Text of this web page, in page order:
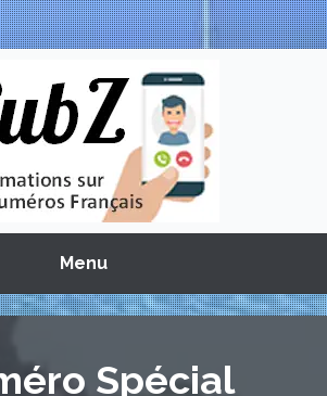
Menu
Spécial